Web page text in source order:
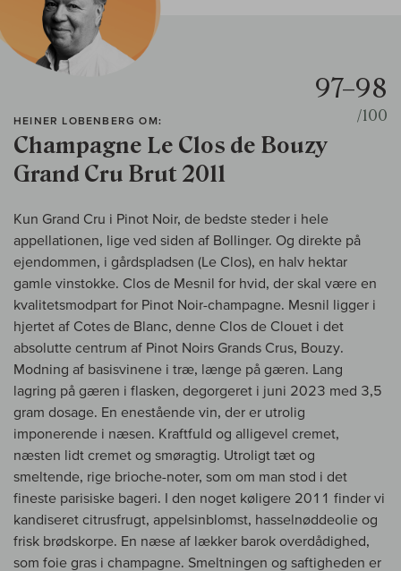
HEINER LOBENBERG OM:
Champagne Le Clos de Bouzy
Grand Cru Brut 2011
97–98
/100
Kun Grand Cru i Pinot Noir, de bedste steder i hele
appellationen, lige ved siden af Bollinger. Og direkte på
ejendommen, i gårdspladsen (Le Clos), en halv hektar
gamle vinstokke. Clos de Mesnil for hvid, der skal være en
kvalitetsmodpart for Pinot Noir-champagne. Mesnil ligger i
hjertet af Cotes de Blanc, denne Clos de Clouet i det
absolutte centrum af Pinot Noirs Grands Crus, Bouzy.
Modning af basisvinene i træ, længe på gæren. Lang
lagring på gæren i flasken, degorgeret i juni 2023 med 3,5
gram dosage. En enestående vin, der er utrolig
imponerende i næsen. Kraftfuld og alligevel cremet,
næsten lidt cremet og smøragtig. Utroligt tæt og
smeltende, rige brioche-noter, som om man stod i det
fineste parisiske bageri. I den noget køligere 2011 finder vi
kandiseret citrusfrugt, appelsinblomst, hasselnøddeolie og
frisk brødskorpe. En næse af lækker barok overdådighed,
som foie gras i champagne. Smeltningen og saftigheden er